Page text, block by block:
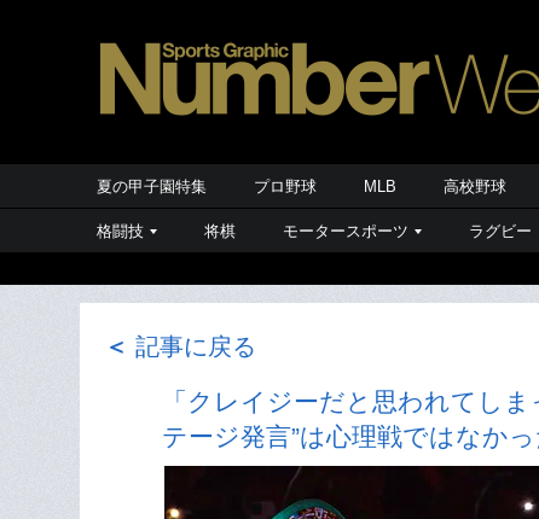
夏の甲子園特集 プロ野球 MLB 高校野球
格闘技 将棋 モータースポーツ ラグビー
＜ 記事に戻る
「クレイジーだと思われてし
テージ発言”は心理戦ではなか